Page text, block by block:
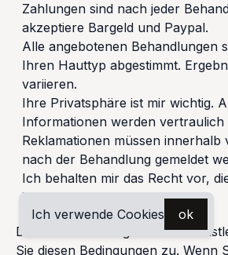
Zahlungen sind nach jeder
akzeptiere Bargeld und Paypal.
Alle angebotenen Behandlungen
Ihren Hauttyp abgestimmt.
variieren.
Ihre Privatsphäre ist mir wichtig.
Informationen werden vertraulich
Reklamationen müssen
nach der Behandlung gemeldet
Ich behalten mir das Recht vor,
jederzeit zu ändern.
Durch die Nutzung unserer
Sie diesen Bedingungen zu. Wenn
Ich verwende Cookies ok